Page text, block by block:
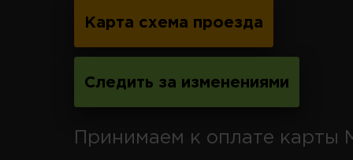
Карта схема проезда
Следить за изменениями
Принимаем к оплате карты